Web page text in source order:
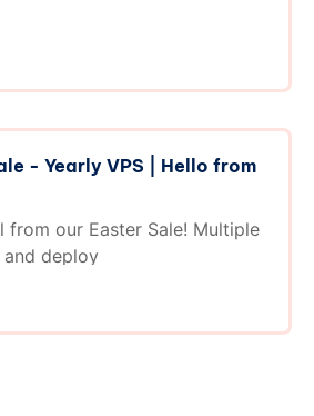
- Yearly VPS | Hello from
from our Easter Sale! Multiple
deploy